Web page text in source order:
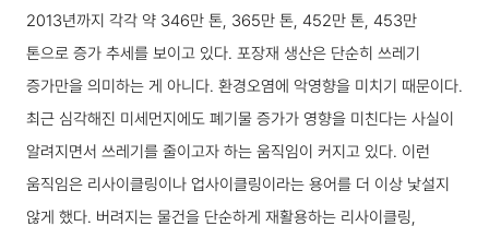
2013년까지 각각 약 346만 톤, 365만 톤, 452만 톤, 453만
톤으로 증가 추세를 보이고 있다. 포장재 생산은 단순히 쓰레기
증가만을 의미하는 게 아니다. 환경오염에 악영향을 미치기 때문이다.
최근 심각해진 미세먼지에도 폐기물 증가가 영향을 미친다는 사실이
알려지면서 쓰레기를 줄이고자 하는 움직임이 커지고 있다. 이런
움직임은 리사이클링이나 업사이클링이라는 용어를 더 이상 낯설지
않게 했다. 버려지는 물건을 단순하게 재활용하는 리사이클링,